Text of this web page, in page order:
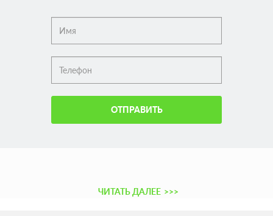
ОТПРАВИТЬ
ЧИТАТЬ ДАЛЕЕ >>>